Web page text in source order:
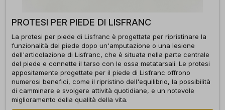
PROTESI PER PIEDE DI LISFRANC
La protesi per piede di Lisfranc è progettata per ripristinare la
funzionalità del piede dopo un'amputazione o una lesione
dell'articolazione di Lisfranc, che è situata nella parte centrale
del piede e connette il tarso con le ossa metatarsali. Le protesi
appositamente progettate per il piede di Lisfranc offrono
numerosi benefici, come il ripristino dell'equilibrio, la possibilità
di camminare e svolgere attività quotidiane, e un notevole
miglioramento della qualità della vita.